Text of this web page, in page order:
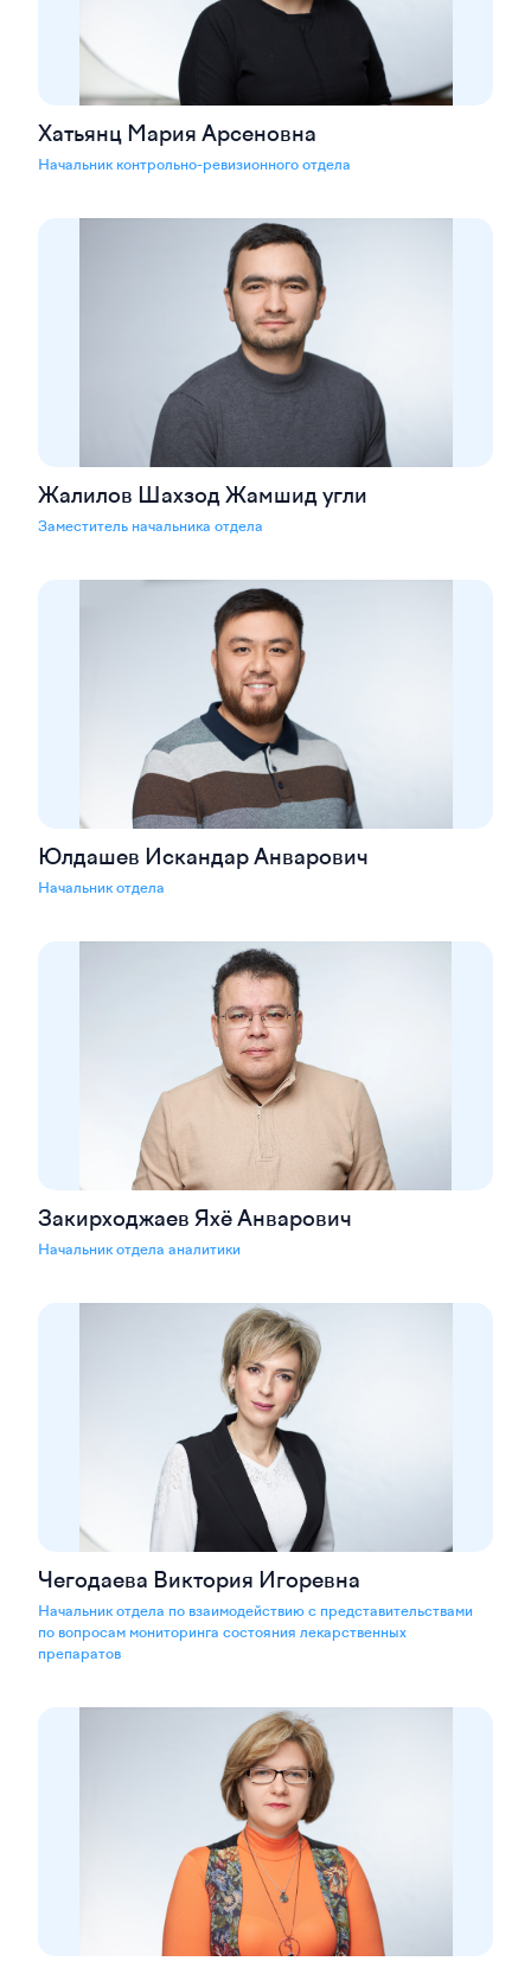
Хатьянц Мария Арсеновна
Начальник контрольно-ревизионного отдела
Жалилов Шахзод Жамшид угли
Заместитель начальника отдела
Юлдашев Искандар Анварович
Начальник отдела
Закирходжаев Яхё Анварович
Начальник отдела аналитики
Чегодаева Виктория Игоревна
Начальник отдела по взаимодействию с представительствами
по вопросам мониторинга состояния лекарственных
препаратов